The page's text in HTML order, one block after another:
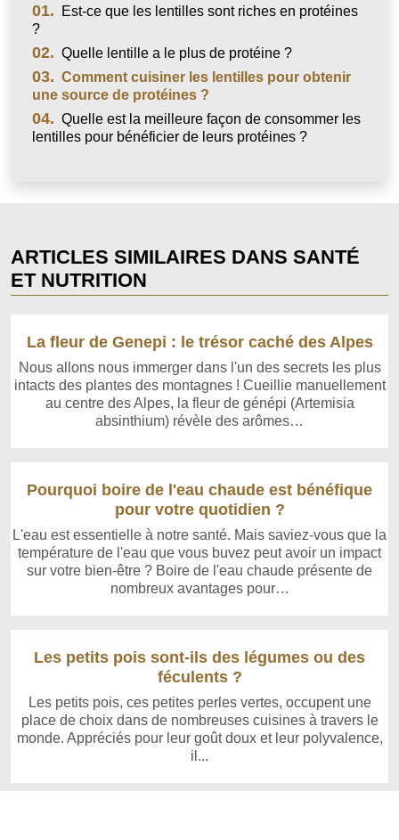
01.
Est-ce que les lentilles sont riches en protéines
?
02. Quelle lentille a le plus de protéine ?
03. Comment cuisiner les lentilles pour obtenir
une source de protéines ?
04. Quelle est la meilleure façon de consommer les
lentilles pour bénéficier de leurs protéines ?
ARTICLES SIMILAIRES DANS SANTÉ
ET NUTRITION
La fleur de Genepi : le trésor caché des Alpes
Nous allons nous immerger dans l'un des secrets les plus
intacts des plantes des montagnes ! Cueillie manuellement
au centre des Alpes, la fleur de génépi (Artemisia
absinthium) révèle des arômes…
Pourquoi boire de l'eau chaude est bénéfique
pour votre quotidien ?
L'eau est essentielle à notre santé. Mais saviez-vous que la
température de l'eau que vous buvez peut avoir un impact
sur votre bien-être ? Boire de l'eau chaude présente de
nombreux avantages pour…
Les petits pois sont-ils des légumes ou des
féculents ?
Les petits pois, ces petites perles vertes, occupent une
place de choix dans de nombreuses cuisines à travers le
monde. Appréciés pour leur goût doux et leur polyvalence,
il...